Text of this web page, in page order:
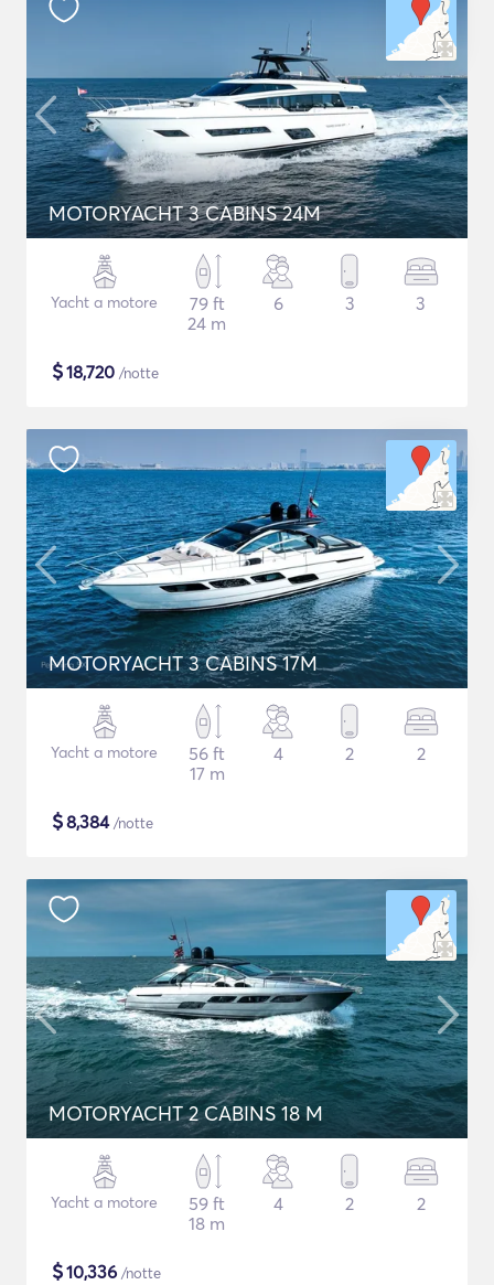
MOTORYACHT 3 CABINS 24M
Yacht a motore
79 ft
24 m
6 3 3
$18,720 /notte
MOTORYACHT 3 CABINS 17M
Yacht a motore
56 ft
17 m
4 2 2
$8,384/notte
MOTORYACHT 2 CABINS 18 M
Yacht a motore
59 ft
18 m
4 2 2
$10,336 /notte